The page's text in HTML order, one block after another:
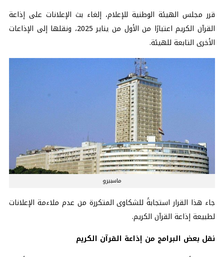
قرر مجلس الهيئة الوطنية للإعلام، إلغاء بث الإعلانات على إذاعة
القرآن الكريم اعتبارًا من الأول من يناير 2025، ونقلها إلى الإذاعات
الأخرى التابعة للهيئة.
ماسبيرو
جاء هذا القرار استجابةً للشكاوى المتكررة من عدم ملاءمة الإعلانات
لطبيعة إذاعة القرآن الكريم.
نقل بعض البرامج من إذاعة القرآن الكريم